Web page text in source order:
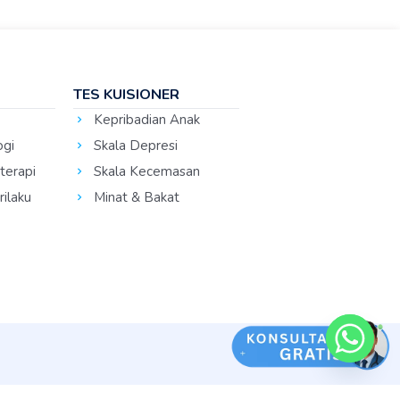
TES KUISIONER
Kepribadian Anak
Skala Depresi
Skala Kecemasan
Minat & Bakat